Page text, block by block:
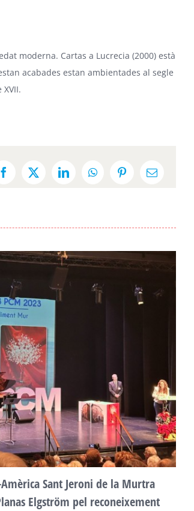
moderna. Cartas a Lucrecia (2000) està
acabades estan ambientades al segle
Facebook
X LinkedInWhatsAppPinterestEmail:
Sant Jeroni de la Murtra
Elgström pel reconeixement